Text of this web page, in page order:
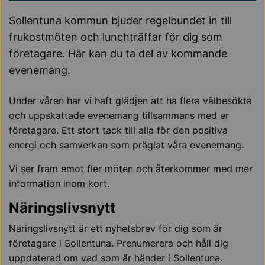
Sollentuna kommun bjuder regelbundet in till
frukostmöten och lunchträffar för dig som
företagare. Här kan du ta del av kommande
evenemang.
Under våren har vi haft glädjen att ha flera välbesökta
och uppskattade evenemang tillsammans med er
företagare. Ett stort tack till alla för den positiva
energi och samverkan som präglat våra evenemang.
Vi ser fram emot fler möten och återkommer med mer
information inom kort.
Näringslivsnytt
Näringslivsnytt är ett nyhetsbrev för dig som är
företagare i Sollentuna. Prenumerera och håll dig
uppdaterad om vad som är händer i Sollentuna.